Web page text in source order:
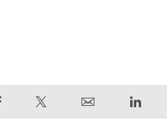
Condividi
su
Condividi
su
Il
Il